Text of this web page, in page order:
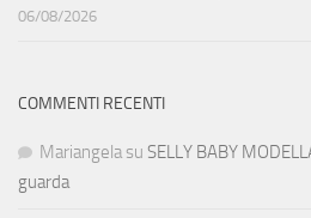
06/08/2026
COMMENTI RECENTI
Mariangela su SELLY BABY
guarda